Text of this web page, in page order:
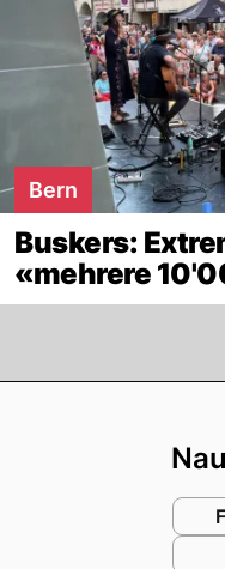
Bern
Buskers:
«mehrere